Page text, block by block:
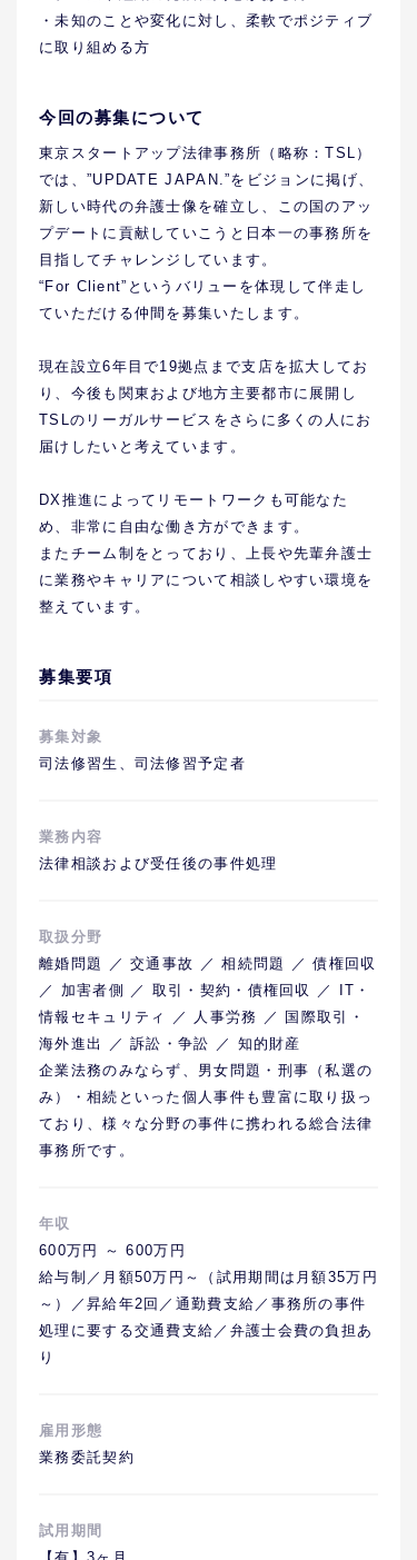
・未知のことや変化に対し、柔軟でポジティブ
に取り組める方
今回の募集について
東京スタートアップ法律事務所（略称：TSL）
では、”UPDATE JAPAN.”をビジョンに掲げ、
新しい時代の弁護士像を確立し、この国のアッ
プデートに貢献していこうと日本一の事務所を
目指してチャレンジしています。
“For Client”というバリューを体現して伴走し
ていただける仲間を募集いたします。
現在設立6年目で19拠点まで支店を拡大してお
り、今後も関東および地方主要都市に展開し
TSLのリーガルサービスをさらに多くの人にお
届けしたいと考えています。
DX推進によってリモートワークも可能なた
め、非常に自由な働き方ができます。
またチーム制をとっており、上長や先輩弁護士
に業務やキャリアについて相談しやすい環境を
整えています。
募集要項
募集対象
司法修習生、司法修習予定者
業務内容
法律相談および受任後の事件処理
取扱分野
離婚問題 ／ 交通事故 ／ 相続問題 ／ 債権回収
／ 加害者側 ／ 取引・契約・債権回収 ／ IT・
情報セキュリティ ／ 人事労務 ／ 国際取引・
海外進出 ／ 訴訟・争訟 ／ 知的財産
企業法務のみならず、男女問題・刑事（私選の
み）・相続といった個人事件も豊富に取り扱っ
ており、様々な分野の事件に携われる総合法律
事務所です。
年収
600万円 ～ 600万円
給与制／月額50万円～（試用期間は月額35万円
～）／昇給年2回／通勤費支給／事務所の事件
処理に要する交通費支給／弁護士会費の負担あ
り
雇用形態
業務委託契約
試用期間